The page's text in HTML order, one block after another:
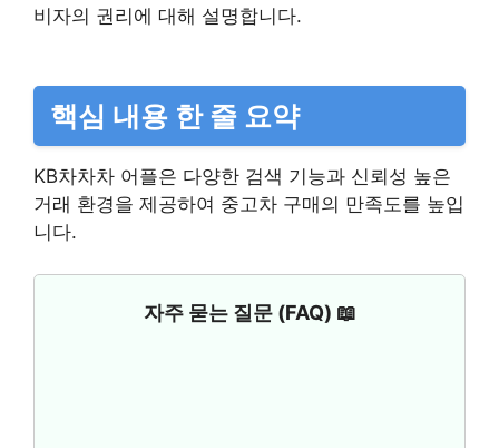
비자의 권리에 대해 설명합니다.
핵심 내용 한 줄 요약
KB차차차 어플은 다양한 검색 기능과 신뢰성 높은
거래 환경을 제공하여 중고차 구매의 만족도를 높입
니다.
자주 묻는 질문 (FAQ) 📖